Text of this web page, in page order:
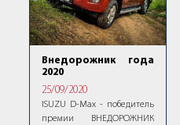
Внедорожник года
2020
25/09/2020
ISUZU D-Max - победитель
премии ВНЕДОРОЖНИК